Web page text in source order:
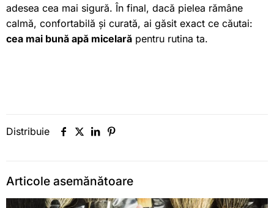
adesea cea mai sigură. În final, dacă pielea rămâne
calmă, confortabilă și curată, ai găsit exact ce căutai:
cea mai bună apă micelară pentru rutina ta.
Distribuie
Articole asemănătoare